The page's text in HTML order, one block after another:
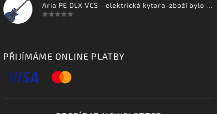
Aria PE DLX VCS - elektrická kytara-zboží bylo vystaveno na prodejně
PŘIJÍMÁME ONLINE PLATBY